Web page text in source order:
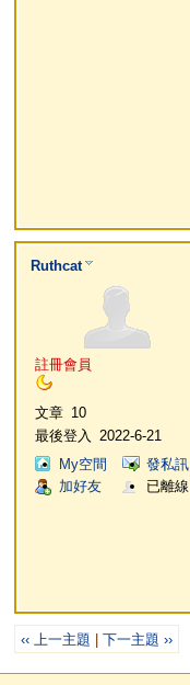
Ruthcat
註冊會員
文章 10
最後登入
2022-6-21
My空間
發私訊
加好友
已離線
‹‹ 上一主題 |下一主題 ››